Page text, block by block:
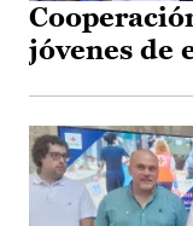
jóvenes de